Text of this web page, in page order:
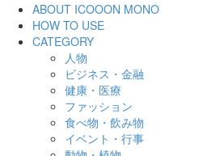
ABOUT ICOOON MONO
HOW TO USE
CATEGORY
人物
ビジネス・金融
健康・医療
ファッション
食べ物・飲み物
イベント・行事